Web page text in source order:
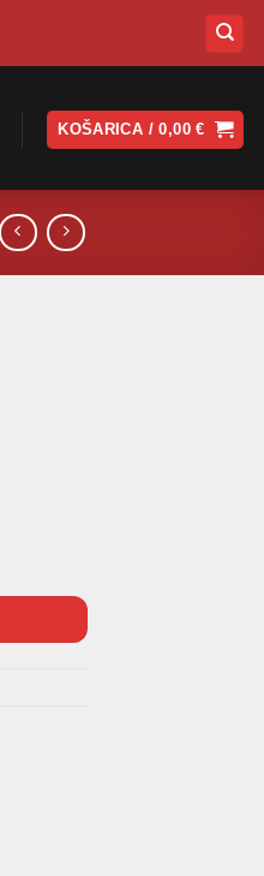
KOŠARICA /0,00€